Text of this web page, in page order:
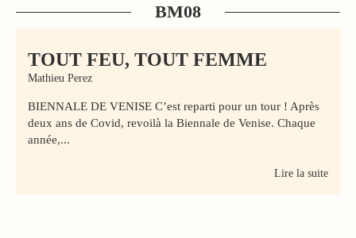
BM08
TOUT FEU, TOUT FEMME
Mathieu Perez
BIENNALE DE VENISE C’est reparti pour un tour ! Après
deux ans de Covid, revoilà la Biennale de Venise. Chaque
année,...
Lire la suite